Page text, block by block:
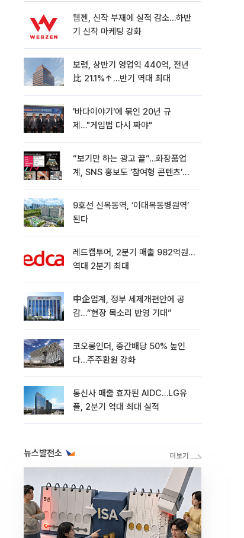
웹젠, 신작 부재에 실적 감소…하반
기 신작 마케팅 강화
보령, 상반기 영업익 440억, 전년
比 21.1%↑…반기 역대 최대
'바다이야기'에 묶인 20년 규
제…"게임법 다시 짜야"
“보기만 하는 광고 끝“…화장품업
계, SNS 홍보도 ‘참여형 콘텐츠’로
9호선 신목동역, ‘이대목동병원역’
된다
레드캡투어, 2분기 매출 982억원…
역대 2분기 최대
中企업계, 정부 세제개편안에 공
감…“현장 목소리 반영 기대”
코오롱인더, 중간배당 50% 높인
다…주주환원 강화
통신사 매출 효자된 AIDC…LG유
플, 2분기 역대 최대 실적
뉴스발전소